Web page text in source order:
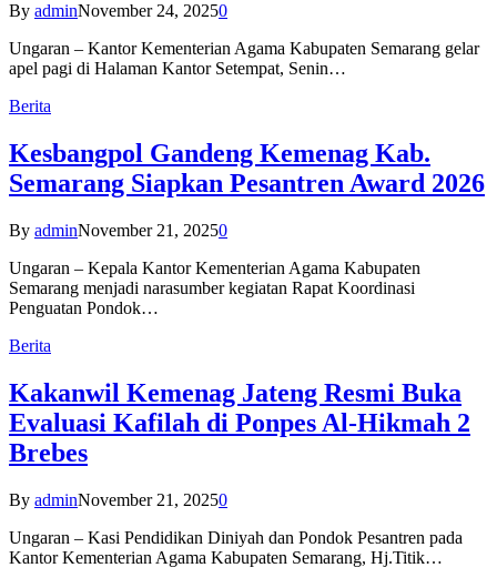
By adminNovember 24, 20250
Ungaran – Kantor Kementerian Agama Kabupaten Semarang gelar
apel pagi di Halaman Kantor Setempat, Senin…
Berita
Kesbangpol Gandeng Kemenag Kab.
Semarang Siapkan Pesantren Award 2026
By adminNovember 21, 20250
Ungaran – Kepala Kantor Kementerian Agama Kabupaten
Semarang menjadi narasumber kegiatan Rapat Koordinasi
Penguatan Pondok…
Berita
Kakanwil Kemenag Jateng Resmi Buka
Evaluasi Kafilah di Ponpes Al-Hikmah 2
Brebes
By adminNovember 21, 20250
Ungaran – Kasi Pendidikan Diniyah dan Pondok Pesantren pada
Kantor Kementerian Agama Kabupaten Semarang, Hj.Titik…